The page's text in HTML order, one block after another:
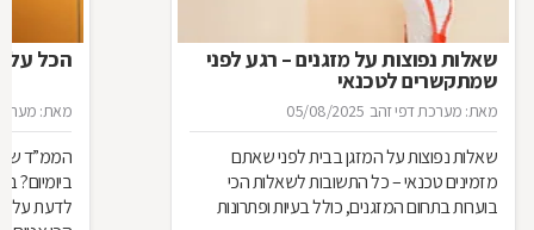
שאלות נפוצות על מזגנים – רגע לפני
שמתקשרים לטכנאי
מאת: מערכת דפי זהב 05/08/2025
שאלות נפוצות על המזגן בבית לפני שאתם
מזמינים טכנאי – כל התשובות לשאלות הכי
בוערות בתחום המזגנים, כולל בעיות ופתרונות
הכל על
מאת:
הממ”ד
ביומיום?
לדעת על